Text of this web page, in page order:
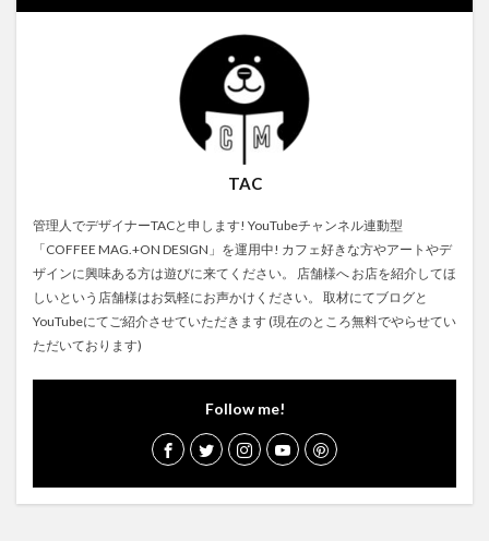
TAC
管理人でデザイナーTACと申します! YouTubeチャンネル連動型
「COFFEE MAG.+ON DESIGN」を運用中! カフェ好きな方やアートやデ
ザインに興味ある方は遊びに来てください。 店舗様へ お店を紹介してほ
しいという店舗様はお気軽にお声かけください。 取材にてブログと
YouTubeにてご紹介させていただきます (現在のところ無料でやらせてい
ただいております)
Follow me!